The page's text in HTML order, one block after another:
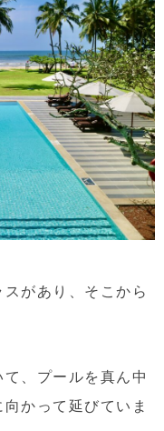
があり、そこから
、プールを真ん中
かって延びていま